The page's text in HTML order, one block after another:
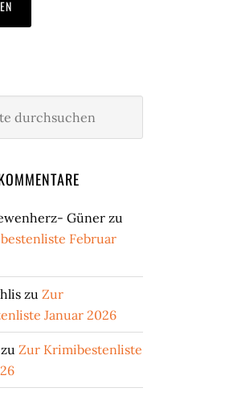
Günerzu
Februar
zu Zur
Januar 2026
zu Zur Krimibestenliste